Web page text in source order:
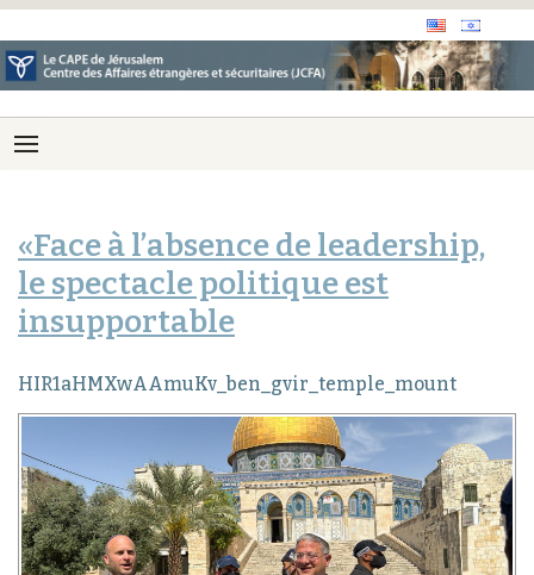
«Face à l’absence de leadership,
le spectacle politique est
insupportable
HIR1aHMXwAAmuKv_ben_gvir_temple_mount